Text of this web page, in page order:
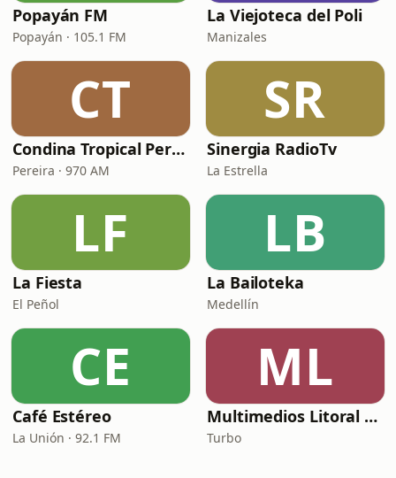
Popayán FM
Popayán · 105.1 FM
La Viejoteca del Poli
Manizales
CT
Condina Tropical Pereira
Pereira · 970 AM
SR
Sinergia RadioTv
La Estrella
LF
La Fiesta
El Peñol
LB
La Bailoteka
Medellín
CE
Café Estéreo
La Unión · 92.1 FM
ML
Multimedios Litoral Turbo
Turbo